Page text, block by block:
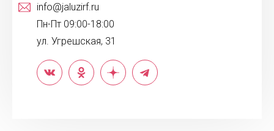
info@jaluzirf.ru
Пн-Пт 09:00-18:00
ул. Угрешская, 31